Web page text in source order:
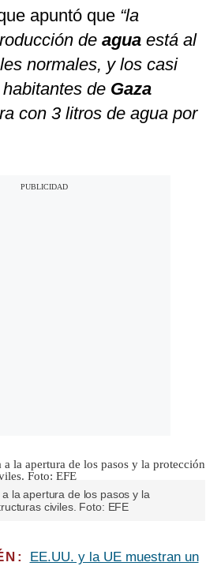
apuntó que “la
de agua está al
normales, y los casi
de Gaza
con 3 litros de agua por
la apertura de los pasos y la
civiles. Foto: EFE
EE.UU. y la UE muestran un